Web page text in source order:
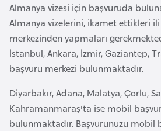
Almanya vizesi için başvuruda
Almanya vizelerini, ikamet ettikleri
merkezinden yapmaları
İstanbul, Ankara, İzmir, Gaziantep,
başvuru merkezi bulunmaktadır.
Diyarbakır, Adana, Malatya, Çorlu,
Kahramanmaraş'ta ise mobil
bulunmaktadır. Başvurunuzu mobil
m
e
n
i
s
t
a
n